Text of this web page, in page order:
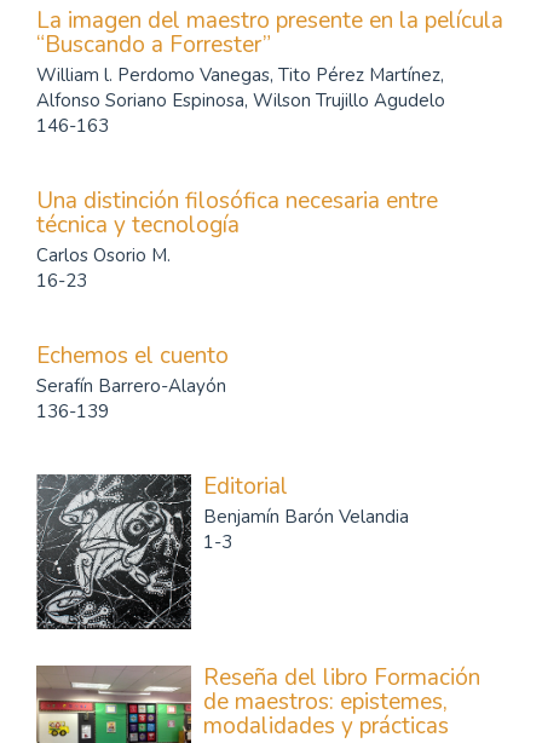
La imagen del maestro presente en la película
“Buscando a Forrester”
William l. Perdomo Vanegas, Tito Pérez Martínez,
Alfonso Soriano Espinosa, Wilson Trujillo Agudelo
146-163
Una distinción filosófica necesaria entre
técnica y tecnología
Carlos Osorio M.
16-23
Echemos el cuento
Serafín Barrero-Alayón
136-139
Editorial
Benjamín Barón Velandia
1-3
Reseña del libro Formación
de maestros: epistemes,
modalidades y prácticas